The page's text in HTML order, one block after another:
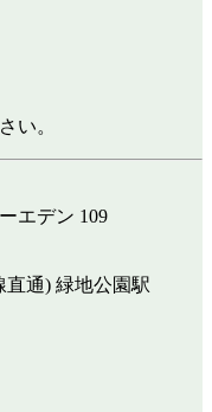
い。
エデン 109
直通) 緑地公園駅